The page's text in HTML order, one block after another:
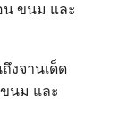
น ขนม และ
งจานเด็ด
นม และ